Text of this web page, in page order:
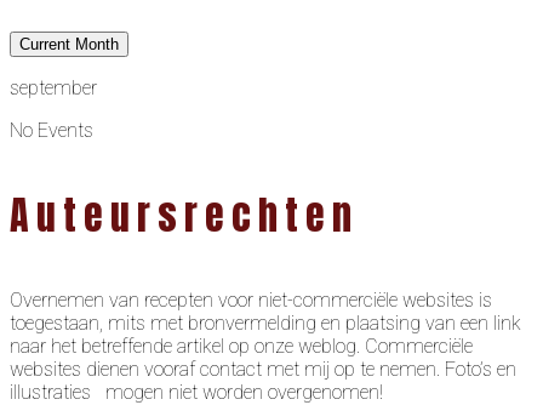
Current Month
september
No Events
Auteursrechten
Overnemen van recepten voor niet-commerciële websites is
toegestaan, mits met bronvermelding en plaatsing van een link
naar het betreffende artikel op onze weblog. Commerciële
websites dienen vooraf contact met mij op te nemen. Foto’s en
illustraties mogen niet worden overgenomen!